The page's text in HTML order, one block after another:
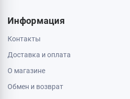
Информация
Контакты
Доставка и оплата
О магазине
Обмен и возврат